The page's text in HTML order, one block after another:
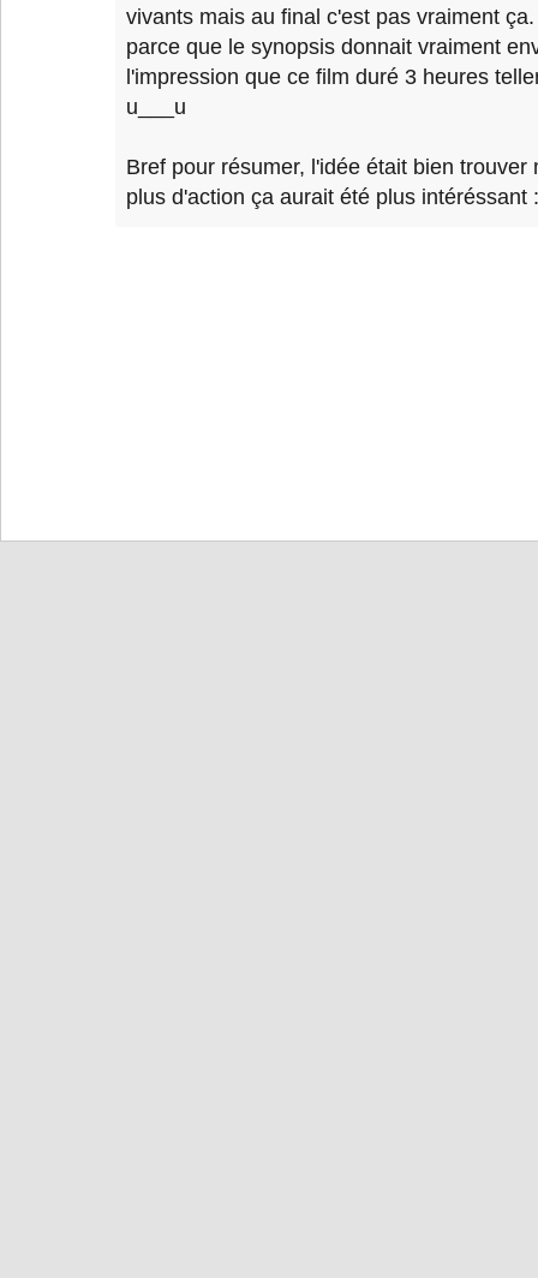
vivants mais au final c'est pas vraiment
parce que le synopsis donnait vraiment
l'impression que ce film duré 3 heures
u___u
Bref pour résumer, l'idée était bien trouver
plus d'action ça aurait été plus intéréssant